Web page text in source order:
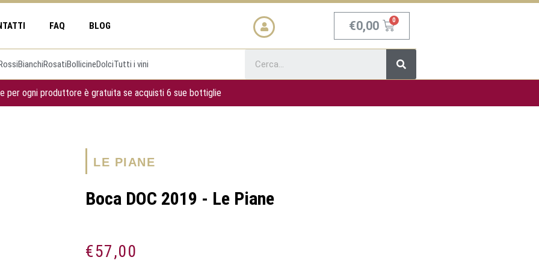
FAQ BLOG €0,00 Carrello
BianchiRosatiBollicineDolciTutti i vini
Cerca
per ogni produttore è gratuita se acquisti 6 sue bottiglie
LE PIANE
Boca DOC 2019 - Le Piane
€57,00